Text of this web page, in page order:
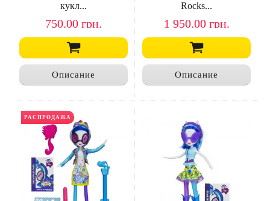
кукл...
750.00 грн.
Описание
Rocks...
1 950.00 грн.
Описание
РАСПРОДАЖА